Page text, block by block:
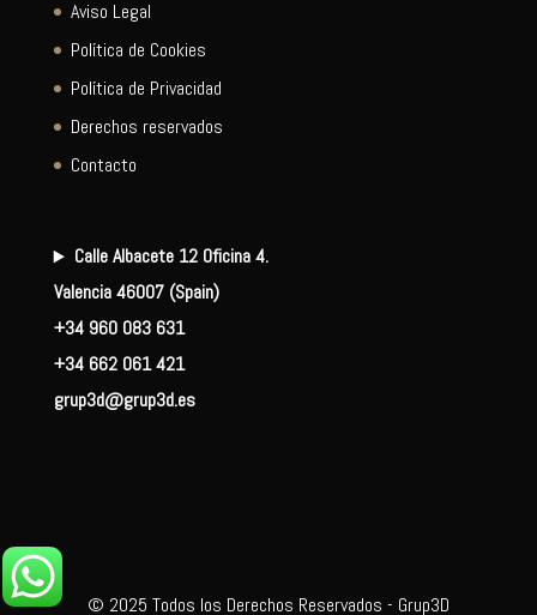
Aviso Legal
Política de Cookies
Política de Privacidad
Derechos reservados
Contacto
Calle Albacete 12 Oficina 4.
Valencia 46007 (Spain)
+34 960 083 631
+34 662 061 421
grup3d@grup3d.es
© 2025 Todos los Derechos Reservados - Grup3D